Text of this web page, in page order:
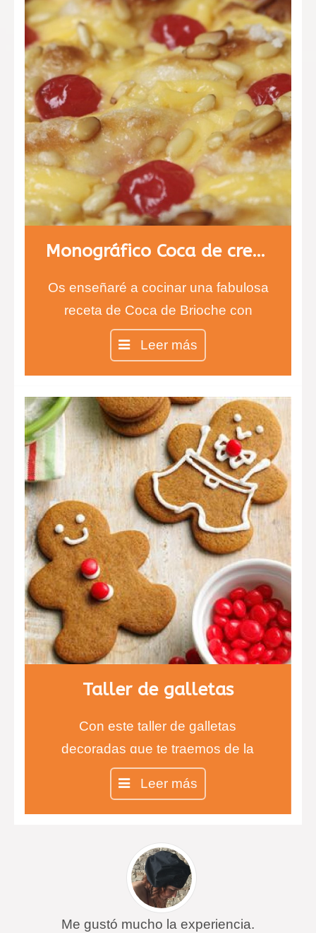
componente principal, se
sorprenderán…
Monográfico Coca de crema y fruta
Os enseñaré a cocinar una fabulosa
receta de Coca de Brioche con
crema pastelera y fruta.
Leer más
Taller de galletas
Con este taller de galletas
decoradas que te traemos de la
mano de la Chef Inés aprenderás
todas las técnicas para realizar las
galletas más ricas y divertidas.
Leer más
Me gustó mucho la experiencia.